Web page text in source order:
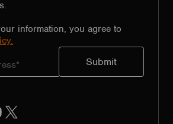
information, you agree to
YouTube